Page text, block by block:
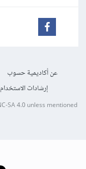
عن أكاديمية حسوب
إرشادات الاستخدام
SA 4.0unless mentioned